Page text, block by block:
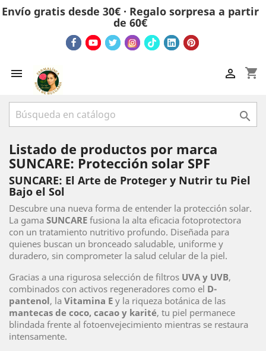
Envío gratis desde 30€ · Regalo sorpresa a partir
de 60€
 shopping_cart


Listado de productos por marca
SUNCARE: Protección solar SPF
SUNCARE: El Arte de Proteger y Nutrir tu Piel
Bajo el Sol
Descubre una nueva forma de entender la protección solar.
La gama SUNCARE fusiona la alta eficacia fotoprotectora
con un tratamiento nutritivo profundo. Diseñada para
quienes buscan un bronceado saludable, uniforme y
duradero, sin comprometer la salud celular de la piel.
Gracias a una rigurosa selección de filtros UVA y UVB,
combinados con activos regeneradores como el D-
pantenol, la Vitamina E y la riqueza botánica de las
mantecas de coco, cacao y karité, tu piel permanece
blindada frente al fotoenvejecimiento mientras se restaura
intensamente.